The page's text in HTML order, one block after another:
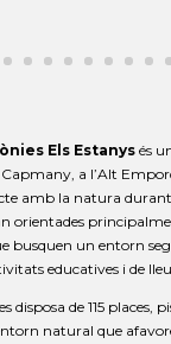
Els Estanysés
a l’Alt
amb la natura durant
orientades
busquen un entorn
educatives i de
disposa de 115 places,
natural que